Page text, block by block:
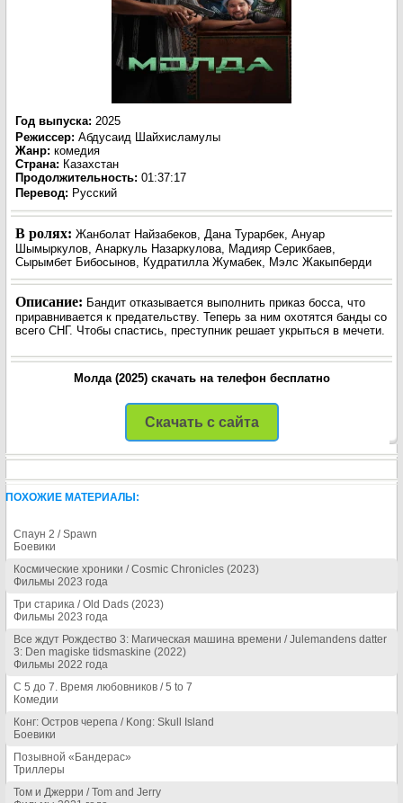
Год выпуска: 2025
Режиссер: Абдусаид Шайхисламулы
Жанр: комедия
Страна: Казахстан
Продолжительность: 01:37:17
Перевод: Русский
В ролях: Жанболат Найзабеков, Дана Турарбек, Ануар
Шымыркулов, Анаркуль Назаркулова, Мадияр Серикбаев,
Сырымбет Бибосынов, Кудратилла Жумабек, Мэлс Жакыпберди
Описание: Бандит отказывается выполнить приказ босса, что
приравнивается к предательству. Теперь за ним охотятся банды со
всего СНГ. Чтобы спастись, преступник решает укрыться в мечети.
Молда (2025) скачать на телефон бесплатно
Скачать с сайта
ПОХОЖИЕ МАТЕРИАЛЫ:
Спаун 2 / Spawn
Боевики
Космические хроники / Cosmic Chronicles (2023)
Фильмы 2023 года
Три старика / Old Dads (2023)
Фильмы 2023 года
Все ждут Рождество 3: Магическая машина времени / Julemandens datter
3: Den magiske tidsmaskine (2022)
Фильмы 2022 года
С 5 до 7. Время любовников / 5 to 7
Комедии
Конг: Остров черепа / Kong: Skull Island
Боевики
Позывной «Бандерас»
Триллеры
Том и Джерри / Tom and Jerry